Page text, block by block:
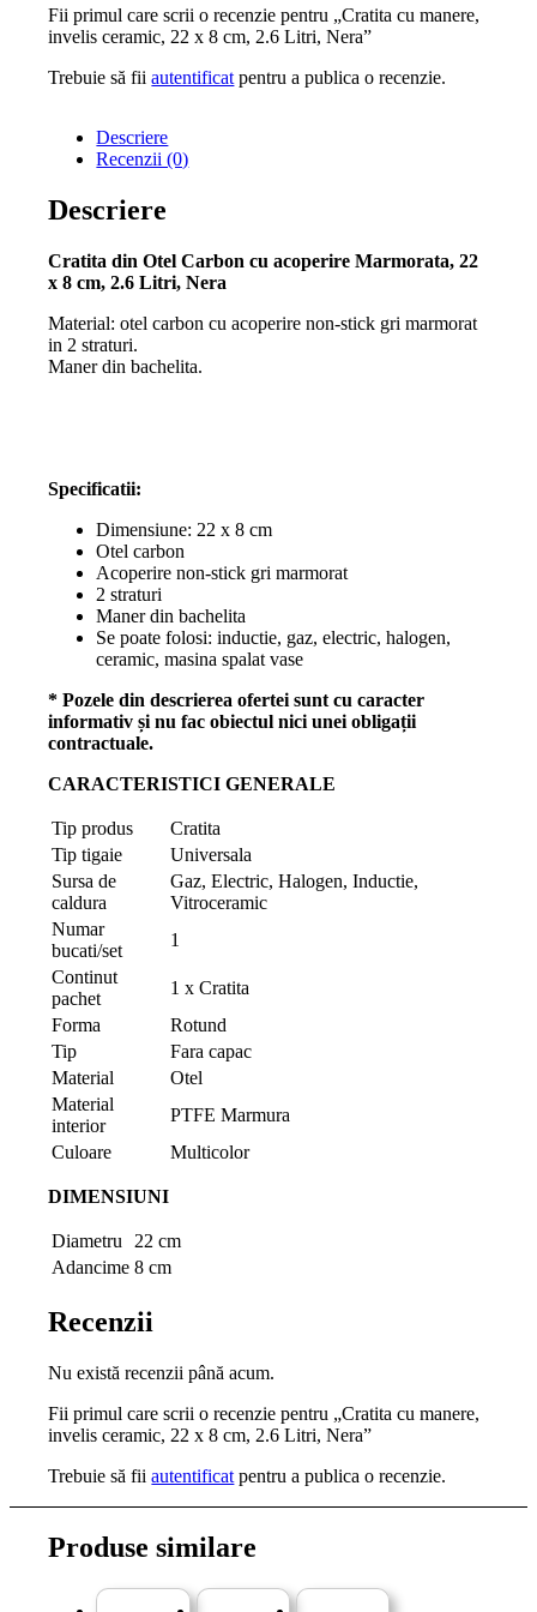
Fii primul care scrii o recenzie pentru „Cratita cu manere,
invelis ceramic, 22 x 8 cm, 2.6 Litri, Nera”
Trebuie să fiiautentificat pentru a publica o recenzie.
Descriere
Recenzii (0)
Descriere
Cratita din Otel Carbon cu acoperire Marmorata, 22
x 8 cm, 2.6 Litri, Nera
Material: otel carbon cu acoperire non-stick gri marmorat
in 2 straturi.
Maner din bachelita.
Specificatii:
Dimensiune: 22 x 8 cm
Otel carbon
Acoperire non-stick gri marmorat
2 straturi
Maner din bachelita
Se poate folosi: inductie, gaz, electric, halogen,
ceramic, masina spalat vase
* Pozele din descrierea ofertei sunt cu caracter
informativ și nu fac obiectul nici unei obligații
contractuale.
CARACTERISTICI GENERALE
Tip produs
Cratita
Tip tigaie
Universala
Sursa de
caldura
Gaz, Electric, Halogen, Inductie,
Vitroceramic
Numar
bucati/set
1
Continut
pachet
1 x Cratita
Forma
Rotund
Tip
Fara capac
Material
Otel
Material
interior
PTFE Marmura
Culoare
Multicolor
DIMENSIUNI
Diametru
22 cm
Adancime 8 cm
Recenzii
Nu există recenzii până acum.
Fii primul care scrii o recenzie pentru „Cratita cu manere,
invelis ceramic, 22 x 8 cm, 2.6 Litri, Nera”
Trebuie să fiiautentificat pentru a publica o recenzie.
Produse similare